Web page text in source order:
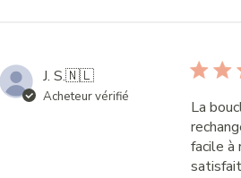
J. S.🇳🇱
Acheteur vérifié
La
facile à